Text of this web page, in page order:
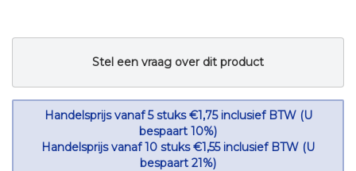
Stel een vraag over dit product
Handelsprijs vanaf 5 stuks €1,75 inclusief BTW (U
bespaart 10%)
Handelsprijs vanaf 10 stuks €1,55 inclusief BTW (U
bespaart 21%)